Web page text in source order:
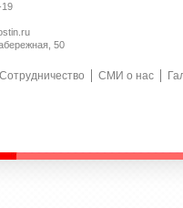
19
50
Сотрудничество СМИ о нас